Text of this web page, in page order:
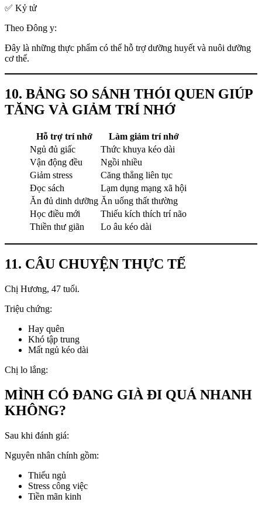
✅ Kỷ tử
Theo Đông y:
Đây là những thực phẩm có thể hỗ trợ dưỡng huyết và nuôi dưỡng
cơ thể.
10. BẢNG SO SÁNH THÓI QUEN GIÚP
TĂNG VÀ GIẢM TRÍ NHỚ
Hỗ trợ trí nhớ
Làm giảm trí nhớ
Ngủ đủ giấc
Thức khuya kéo dài
Vận động đều
Ngồi nhiều
Giảm stress
Căng thẳng liên tục
Đọc sách
Lạm dụng mạng xã hội
Ăn đủ dinh dưỡng Ăn uống thất thường
Học điều mới
Thiếu kích thích trí não
Thiền thư giãn
Lo âu kéo dài
11. CÂU CHUYỆN THỰC TẾ
Chị Hương, 47 tuổi.
Triệu chứng:
Hay quên
Khó tập trung
Mất ngủ kéo dài
Chị lo lắng:
MÌNH CÓ ĐANG GIÀ ĐI QUÁ NHANH
KHÔNG?
Sau khi đánh giá:
Nguyên nhân chính gồm:
Thiếu ngủ
Stress công việc
Tiền mãn kinh